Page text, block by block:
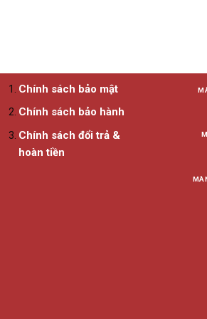
tùy
thể
Chính sách bảo mật
Chính sách bảo hành
Chính sách đổi trả &
hoàn tiền